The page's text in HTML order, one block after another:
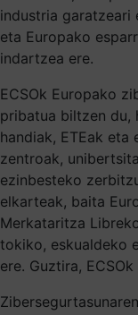
industria garatzeari
eta Europako
indartzea ere.
ECSOk Europako
pribatua biltzen du,
handiak, ETEak eta
zentroak,
ezinbesteko
elkarteak, baita
Merkataritza
tokiko, eskualdeko
ere. Guztira,